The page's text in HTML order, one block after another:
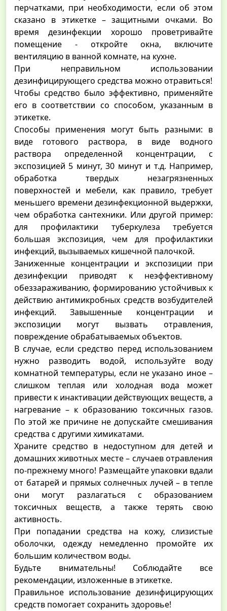
перчатками, при необходимости, если об этом
сказано в этикетке – защитными очками. Во
время дезинфекции хорошо проветривайте
помещение - откройте окна, включите
вентиляцию в ванной комнате, на кухне.
При неправильном использовании
дезинфицирующего средства можно отравиться!
Чтобы средство было эффективно, применяйте
его в соответствии со способом, указанным в
этикетке.
Способы применения могут быть разными: в
виде готового раствора, в виде водного
раствора определенной концентрации, с
экспозицией 5 минут, 30 минут и т.д. Например,
обработка твердых незагрязненных
поверхностей и мебели, как правило, требует
меньшего времени дезинфекционной выдержки,
чем обработка сантехники. Или другой пример:
для профилактики туберкулеза требуется
большая экспозиция, чем для профилактики
инфекций, вызываемых кишечной палочкой.
Заниженные концентрации и экспозиции при
дезинфекции приводят к неэффективному
обеззараживанию, формированию устойчивых к
действию антимикробных средств возбудителей
инфекций. Завышенные концентрации и
экспозиции могут вызвать отравления,
повреждение обрабатываемых объектов.
В случае, если средство перед использованием
нужно разводить водой, используйте воду
комнатной температуры, если не указано иное –
слишком теплая или холодная вода может
привести к инактивации действующих веществ, а
нагревание – к образованию токсичных газов.
По этой же причине не допускайте смешивания
средства с другими химикатами.
Храните средство в недоступном для детей и
домашних животных месте – случаев отравления
по-прежнему много! Размещайте упаковки вдали
от батарей и прямых солнечных лучей – в тепле
они могут разлагаться с образованием
токсичных веществ, а также терять свою
активность.
При попадании средства на кожу, слизистые
оболочки, одежду немедленно промойте их
большим количеством воды.
Будьте внимательны! Соблюдайте все
рекомендации, изложенные в этикетке.
Правильное использование дезинфицирующих
средств помогает сохранить здоровье!